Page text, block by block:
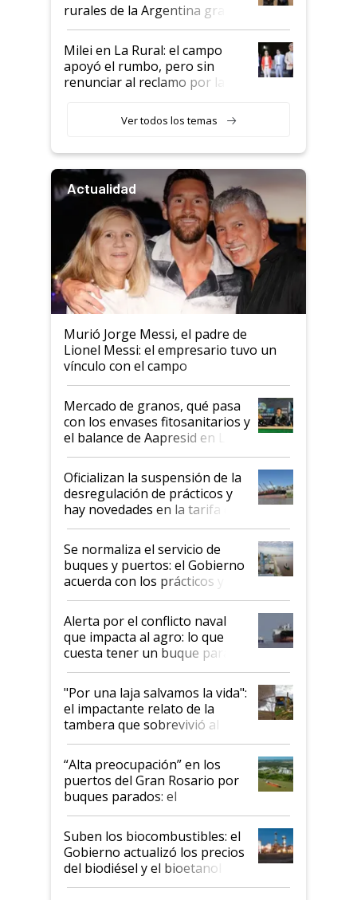
rurales de la Argentina gracias
a un acuerdo con Starlink
Milei en La Rural: el campo
apoyó el rumbo, pero sin
renunciar al reclamo por las
Ver todos los temas
Actualidad
Murió Jorge Messi, el padre de
Lionel Messi: el empresario tuvo un
vínculo con el campo
Mercado de granos, qué pasa
con los envases fitosanitarios y
el balance de Aapresid en La
Posta
Oficializan la suspensión de la
desregulación de prácticos y
hay novedades en la tarifa de
la hidrovía
Se normaliza el servicio de
buques y puertos: el Gobierno
acuerda con los prácticos y
suspende el decreto de
desregulación
Alerta por el conflicto naval
que impacta al agro: lo que
cuesta tener un buque parado
y el peligro de que Argentina
pase a ser "país sucio"
"Por una laja salvamos la vida":
el impactante relato de la
tambera que sobrevivió al
tornado
“Alta preocupación” en los
puertos del Gran Rosario por
buques parados: el
funcionamiento de las
exportadoras en tensión tras
la medida de fuerza de los
prácticos
Suben los biocombustibles: el
Gobierno actualizó los precios
del biodiésel y el bioetanol